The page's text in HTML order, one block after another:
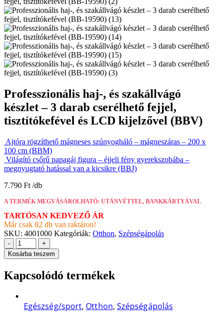
Professzionális haj-, és szakállvágó
készlet – 3 darab cserélhető fejjel,
tisztítókefével és LCD kijelzővel (BBV)
Ajtóra rögzíthető mágneses szúnyogháló – mágneszáras – 200 x
100 cm (BBM)
Világító csőrű papagáj figura – éjjeli fény gyerekszobába –
megnyugtató hatással van a kicsikre (BBJ)
7.790 Ft
A TERMÉK MEGVÁSÁROLHATÓ: UTÁNVÉTTEL, BANKKÁRTYÁVAL
TARTÓSAN KEDVEZŐ ÁR
Már csak 82 db van raktáron!
SKU: 4001000 Kategóriák: Otthon, Szépségápolás
-
+
Kosárba teszem
Kapcsolódó termékek
Egészség/sport, Otthon, Szépségápolás